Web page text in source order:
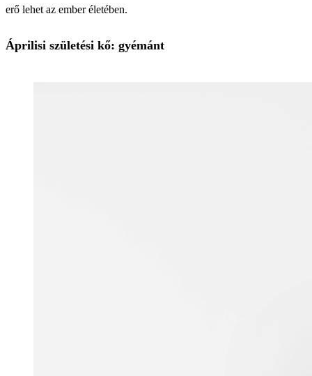
erő lehet az ember életében.
Áprilisi születési kő: gyémánt